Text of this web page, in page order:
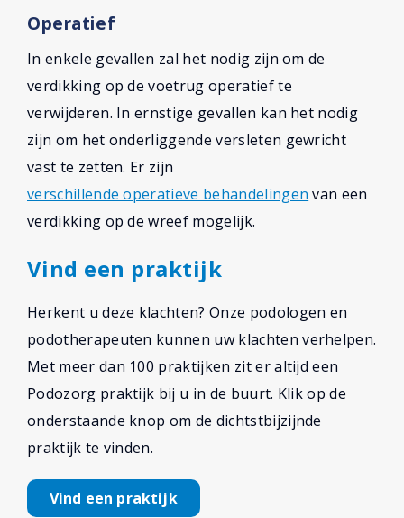
Operatief
In enkele gevallen zal het nodig zijn om de
verdikking op de voetrug operatief te
verwijderen. In ernstige gevallen kan het nodig
zijn om het onderliggende versleten gewricht
vast te zetten. Er zijn
verschillende operatieve behandelingen van een
verdikking op de wreef mogelijk.
Vind een praktijk
Herkent u deze klachten? Onze podologen en
podotherapeuten kunnen uw klachten verhelpen.
Met meer dan 100 praktijken zit er altijd een
Podozorg praktijk bij u in de buurt. Klik op de
onderstaande knop om de dichtstbijzijnde
praktijk te vinden.
Vind een praktijk